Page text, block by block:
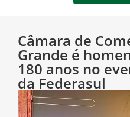
Câmara de
Grande é
180 anos no
da Federasul